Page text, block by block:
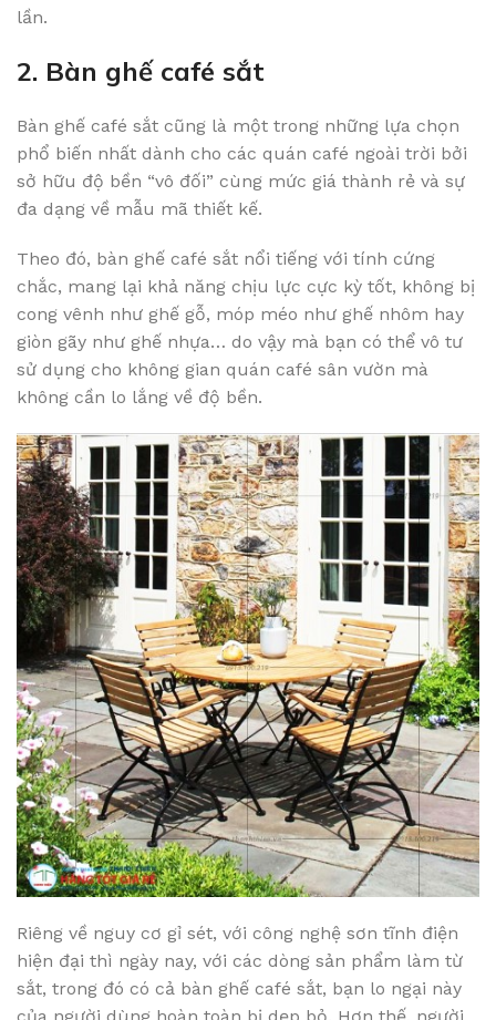
lần.
2. Bàn ghế café sắt
Bàn ghế café sắt cũng là một trong những lựa chọn
phổ biến nhất dành cho các quán café ngoài trời bởi
sở hữu độ bền “vô đối” cùng mức giá thành rẻ và sự
đa dạng về mẫu mã thiết kế.
Theo đó, bàn ghế café sắt nổi tiếng với tính cứng
chắc, mang lại khả năng chịu lực cực kỳ tốt, không bị
cong vênh như ghế gỗ, móp méo như ghế nhôm hay
giòn gãy như ghế nhựa… do vậy mà bạn có thể vô tư
sử dụng cho không gian quán café sân vườn mà
không cần lo lắng về độ bền.
Riêng về nguy cơ gỉ sét, với công nghệ sơn tĩnh điện
hiện đại thì ngày nay, với các dòng sản phẩm làm từ
sắt, trong đó có cả bàn ghế café sắt, bạn lo ngại này